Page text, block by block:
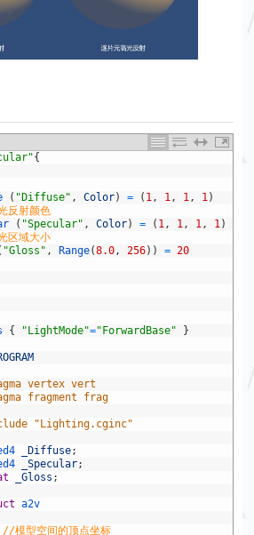
{
( "Diffuse" , Color) = ( 1, 1, 1, 1)
反射颜色
( "Specular" , Color) = ( 1, 1, 1, 1)
区域大小
"Gloss" , Range(8.0, 256) ) = 20
{ "LightMode"="ForwardBase" }
vertex vert
fragment frag
"Lighting.cginc"
_Diffuse;
_Specular;
_Gloss ;
a2v
//模型空间的顶点坐标